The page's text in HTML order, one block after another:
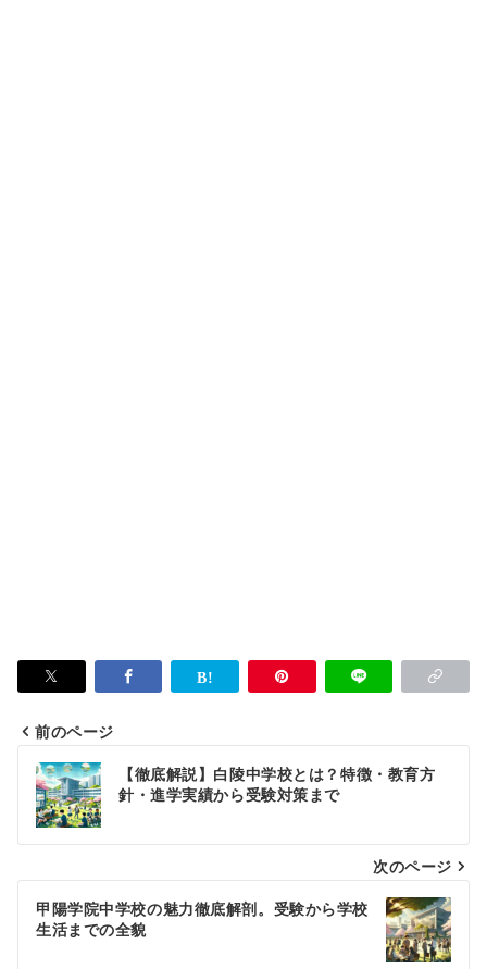
投
稿
ナ
ビ
ゲ
前のページ
【徹底解説】白陵中学校とは？特徴・教育方
針・進学実績から受験対策まで
次のページ
甲陽学院中学校の魅力徹底解剖。受験から学校
生活までの全貌